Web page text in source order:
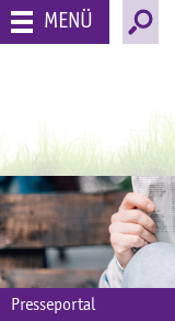
MENÜ
Presseportal